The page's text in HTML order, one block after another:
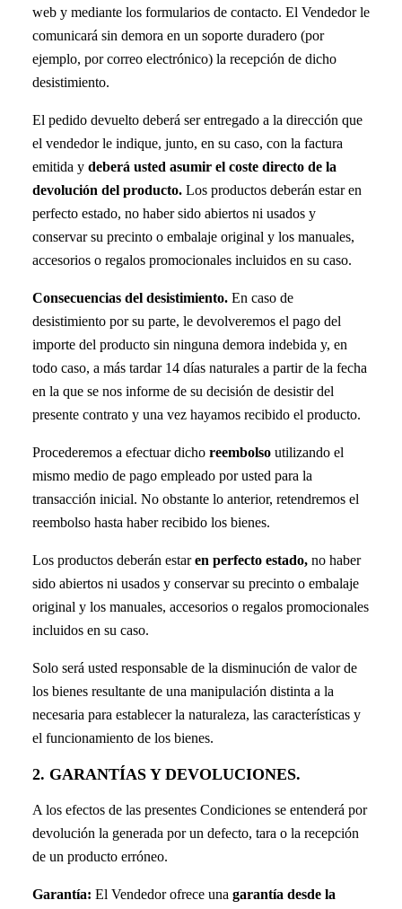
web y mediante los formularios de contacto. El Vendedor le
comunicará sin demora en un soporte duradero (por
ejemplo, por correo electrónico) la recepción de dicho
desistimiento.
El pedido devuelto deberá ser entregado a la dirección que
el vendedor le indique, junto, en su caso, con la factura
emitida y deberá usted asumir el coste directo de la
devolución del producto.Los productos deberán estar en
perfecto estado, no haber sido abiertos ni usados y
conservar su precinto o embalaje original y los manuales,
accesorios o regalos promocionales incluidos en su caso.
Consecuencias del desistimiento.En caso de
desistimiento por su parte, le devolveremos el pago del
importe del producto sin ninguna demora indebida y, en
todo caso, a más tardar 14 días naturales a partir de la fecha
en la que se nos informe de su decisión de desistir del
presente contrato y una vez hayamos recibido el producto.
Procederemos a efectuar dicho reembolsoutilizando el
mismo medio de pago empleado por usted para la
transacción inicial. No obstante lo anterior, retendremos el
reembolso hasta haber recibido los bienes.
Los productos deberán estaren perfecto estado,no haber
sido abiertos ni usados y conservar su precinto o embalaje
original y los manuales, accesorios o regalos promocionales
incluidos en su caso.
Solo será usted responsable de la disminución de valor de
los bienes resultante de una manipulación distinta a la
necesaria para establecer la naturaleza, las características y
el funcionamiento de los bienes.
2. GARANTÍAS Y DEVOLUCIONES.
A los efectos de las presentes Condiciones se entenderá por
devolución la generada por un defecto, tara o la recepción
de un producto erróneo.
Garantía: El Vendedor ofrece una garantía desde la